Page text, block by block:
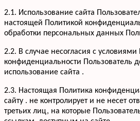
2.1. Использование сайта
настоящей Политикой
обработки персональных данных
2.2. В случае несогласия с условиями
конфиденциальности Пользователь
использование сайта .
2.3. Настоящая Политика
сайту . не контролирует и не несет
третьих лиц, на которые